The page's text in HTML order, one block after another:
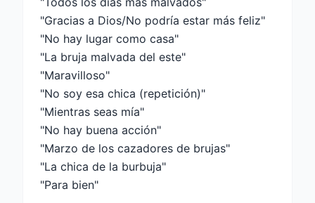
"Gracias a Dios/No podría estar más feliz"
"No hay lugar como casa"
"La bruja malvada del este"
"Maravilloso"
"No soy esa chica (repetición)"
"Mientras seas mía"
"No hay buena acción"
"Marzo de los cazadores de brujas"
"La chica de la burbuja"
"Para bien"